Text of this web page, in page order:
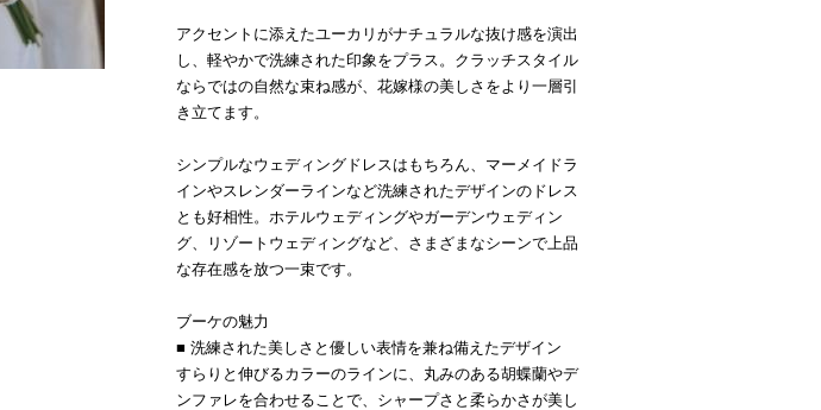
アクセントに添えたユーカリがナチュラルな抜け感を演出
し、軽やかで洗練された印象をプラス。クラッチスタイル
ならではの自然な束ね感が、花嫁様の美しさをより一層引
き立てます。
シンプルなウェディングドレスはもちろん、マーメイドラ
インやスレンダーラインなど洗練されたデザインのドレス
とも好相性。ホテルウェディングやガーデンウェディン
グ、リゾートウェディングなど、さまざまなシーンで上品
な存在感を放つ一束です。
ブーケの魅力
■ 洗練された美しさと優しい表情を兼ね備えたデザイン
すらりと伸びるカラーのラインに、丸みのある胡蝶蘭やデ
ンファレを合わせることで、シャープさと柔らかさが美し